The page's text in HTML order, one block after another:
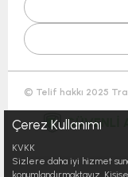
© Telif hakkı 2025
Çerez Kullanımı
KVKK
Sizlere daha iyi hizmet
konumlandırmaktayız.